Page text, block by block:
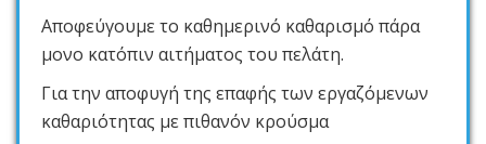
Αποφεύγουμε το καθημερινό καθαρισμό πάρα
μονο κατόπιν αιτήματος του πελάτη.
Για την αποφυγή της επαφής των εργαζόμενων
καθαριότητας με πιθανόν κρούσμα